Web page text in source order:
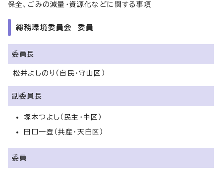
保全、ごみの減量・資源化などに関する事項
総務環境委員会 委員
委員長
松井よしのり（自民・守山区）
副委員長
塚本つよし（民主・中区）
田口一登（共産・天白区）
委員